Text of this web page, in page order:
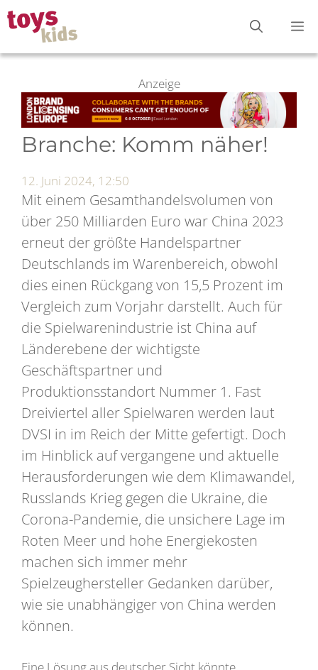
Zum
Inhalt
springen
Anzeige
Branche: Komm näher!
12. Juni 2024, 12:50
Mit einem Gesamthandelsvolumen von
über 250 Milliarden Euro war China 2023
erneut der größte Handelspartner
Deutschlands im Warenbereich, obwohl
dies einen Rückgang von 15,5 Prozent im
Vergleich zum Vorjahr darstellt. Auch für
die Spielwarenindustrie ist China auf
Länderebene der wichtigste
Geschäftspartner und
Produktionsstandort Nummer 1. Fast
Dreiviertel aller Spielwaren werden laut
DVSI in im Reich der Mitte gefertigt. Doch
im Hinblick auf vergangene und aktuelle
Herausforderungen wie dem Klimawandel,
Russlands Krieg gegen die Ukraine, die
Corona-Pandemie, die unsichere Lage im
Roten Meer und hohe Energiekosten
machen sich immer mehr
Spielzeughersteller Gedanken darüber,
wie sie unabhängiger von China werden
können.
Eine Lösung aus deutscher Sicht könnte